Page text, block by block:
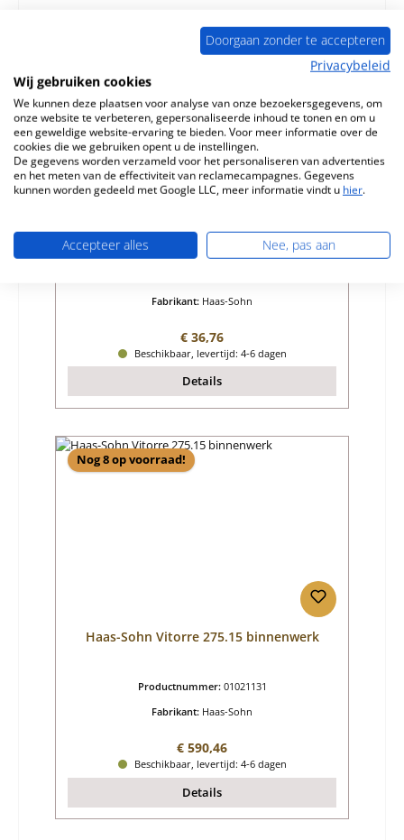
achteraan
Fabrikant: Haas-Sohn
Normale prijs:
€ 36,76
Beschikbaar, levertijd: 4-6 dagen
Details
Nog 8 op voorraad!
Haas-Sohn Vitorre 275.15 binnenwerk
Productnummer: 01021131
Fabrikant: Haas-Sohn
Normale prijs:
€ 590,46
Beschikbaar, levertijd: 4-6 dagen
Details
Doorgaan zonder te accepteren
Privacybeleid
Wij gebruiken cookies
We kunnen deze plaatsen voor analyse van onze bezoekersgegevens, om
onze website te verbeteren, gepersonaliseerde inhoud te tonen en om u
een geweldige website-ervaring te bieden. Voor meer informatie over de
cookies die we gebruiken opent u de instellingen.
De gegevens worden verzameld voor het personaliseren van advertenties
en het meten van de effectiviteit van reclamecampagnes. Gegevens
kunnen worden gedeeld met Google LLC, meer informatie vindt u hier.
Accepteer alles Nee, pas aan